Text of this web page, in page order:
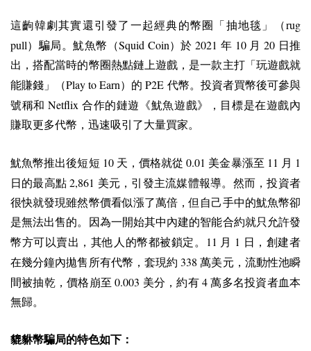
這齣韓劇其實還引發了一起經典的幣圈「抽地毯」（rug
pull）騙局。魷魚幣（Squid Coin）於 2021 年 10月20 日推
出，搭配當時的幣圈熱點鏈上遊戲，是一款主打「玩遊戲就
能賺錢」（Play to Earn）的 P2E 代幣。投資者買幣後可參與
號稱和Netflix合作的鏈遊《魷魚遊戲》，目標是在遊戲內
賺取更多代幣，迅速吸引了大量買家。
魷魚幣推出後短短 10天，價格就從 0.01 美金暴漲至 11 月 1
日的最高點2,861 美元，引發主流媒體報導。然而，投資者
很快就發現雖然幣價看似漲了萬倍，但自己手中的魷魚幣卻
是無法出售的。因為一開始其中內建的智能合約就只允許發
幣方可以賣出，其他人的幣都被鎖定。
11 月 1
日，創建者
在幾分鐘內拋售所有代幣，套現約338 萬美元，流動性池瞬
間被抽乾，價格崩至0.003 美分，約有4萬多名投資者血本
無歸。
貔貅幣騙局的特色如下：